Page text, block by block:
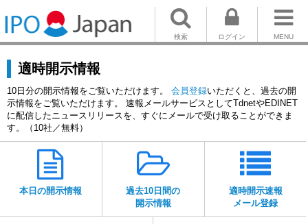
MENU
ログイン
検索
適時開示情報
10日分の開示情報をご覧いただけます。 会員登録いただくと、過去の開
示情報をご覧いただけます。 速報メールサービスとしてTdnetやEDINET
に配信したニュースリリースを、すぐにメールで受け取ることができま
す。（10社／無料）
本日の開示情報
過去10日間の
開示情報
適時開示速報
メール登録